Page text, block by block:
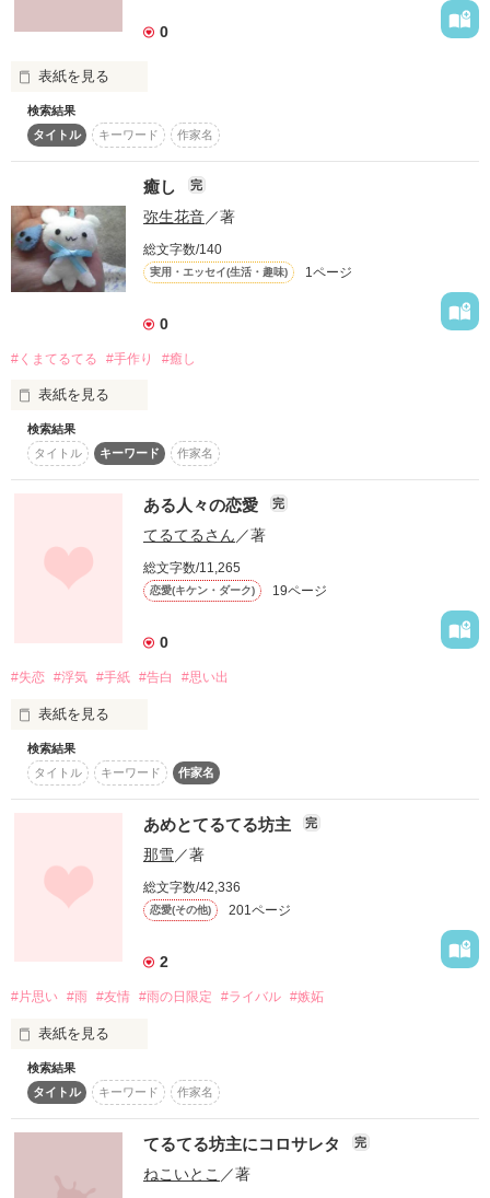
0
表紙を見る
てるてる坊主 てる坊主
作品を読む
検索結果
タイトル
キーワード 作家名
癒し 完
弥生花音／著
総文字数/140
実用・エッセイ(生活・趣味) 1ページ
0
#くまてるてる #手作り #癒し
表紙を見る
昨日、作ったこの子たち・・・。
見てると
作品を読む
検索結果
タイトル
キーワード 作家名
ある人々の恋愛 完
てるてるさん／著
総文字数/11,265
恋愛(キケン・ダーク) 19ページ
0
#失恋 #浮気 #手紙 #告白 #思い出
表紙を見る
一応恋愛みたいなものです。興味ある方はぜひ読んでくださ
い。
作品を読む
検索結果
タイトル
キーワード 作家名
あめとてるてる坊主 完
那雪／著
総文字数/42,336
恋愛(その他) 201ページ
2
#片思い #雨 #友情 #雨の日限定 #ライバル #嫉妬
表紙を見る
雨の日限定で
バス停にやってくる他校の男子。
名前も知らない彼に恋をして、
雨の日が好きになった。
検索結果
タイトル
キーワード 作家名
てるてる坊主にコロサレタ 完
ねこいとこ ／著